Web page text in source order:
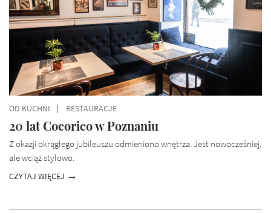
OD KUCHNI RESTAURACJE
20 lat Cocorico w Poznaniu
Z okazji okrągłego jubileuszu odmieniono wnętrza. Jest nowocześniej,
ale wciąż stylowo.
CZYTAJ WIĘCEJ